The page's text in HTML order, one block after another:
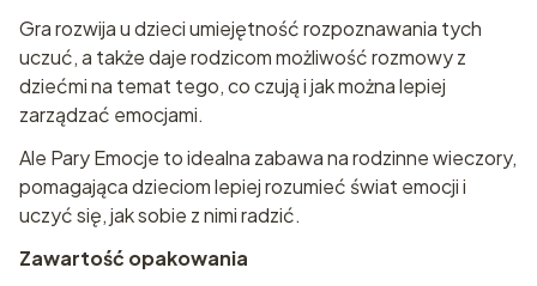
Gra rozwija u dzieci umiejętność rozpoznawania tych
uczuć, a także daje rodzicom możliwość rozmowy z
dziećmi na temat tego, co czują i jak można lepiej
zarządzać emocjami.
Ale Pary Emocje to idealna zabawa na rodzinne wieczory,
pomagająca dzieciom lepiej rozumieć świat emocji i
uczyć się, jak sobie z nimi radzić.
Zawartość opakowania